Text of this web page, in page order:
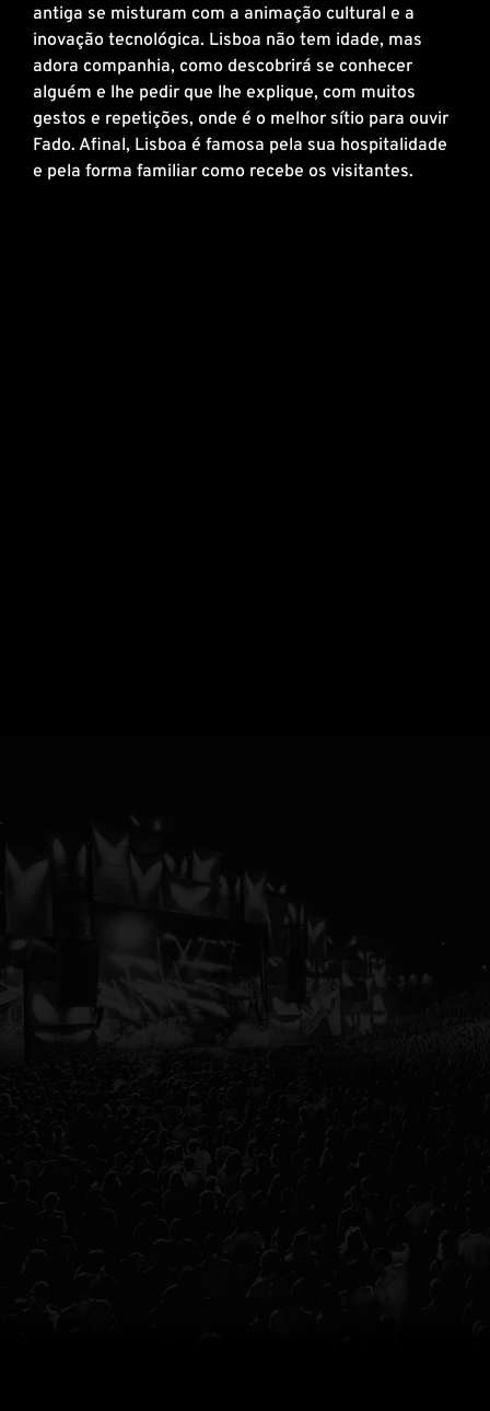
antiga se misturam com a animação cultural e a
inovação tecnológica. Lisboa não tem idade, mas
adora companhia, como descobrirá se conhecer
alguém e lhe pedir que lhe explique, com muitos
gestos e repetições, onde é o melhor sítio para ouvir
Fado. Afinal, Lisboa é famosa pela sua hospitalidade
e pela forma familiar como recebe os visitantes.